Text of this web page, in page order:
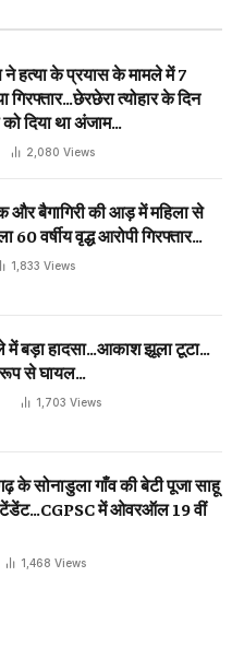
ने हत्या के प्रयास के मामले में 7
गिरफ्तार…छेरछेरा त्योहार के दिन
दिया था अंजाम…
2,080 Views
और बैगागिरी की आड़ में महिला से
वर्षीय वृद्ध आरोपी गिरफ्तार…
1,833 Views
में बड़ा हादसा…आकाश झूला टूटा…
रूप से घायल…
1,703 Views
के सोनाडुला गाँव की बेटी पूजा साहू
में ओवरऑल 19 वीं
1,468 Views